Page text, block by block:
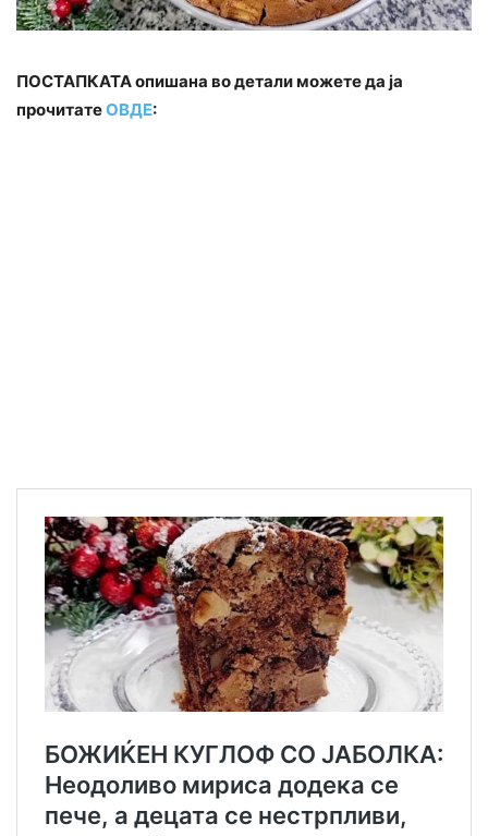
ПОСТАПКАТА опишана во детали можете да ја
прочитатеОВДЕ: